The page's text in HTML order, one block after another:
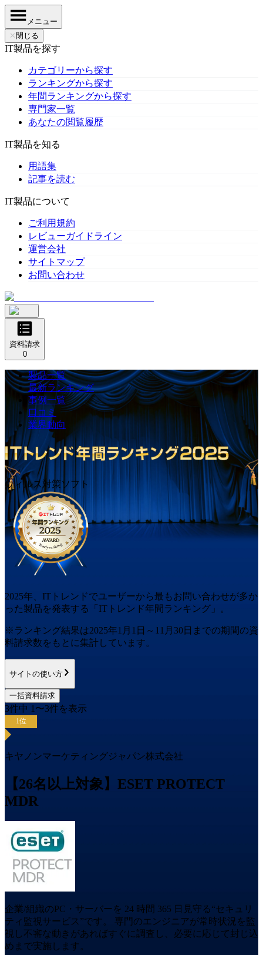
メニュー
✕ 閉じる
IT製品を探す
カテゴリーから探す
ランキングから探す
年間ランキングから探す
専門家一覧
あなたの閲覧履歴
IT製品を知る
用語集
記事を読む
IT製品について
ご利用規約
レビューガイドライン
運営会社
サイトマップ
お問い合わせ
資料請求
0
製品一覧
最新ランキング
事例一覧
口コミ
業界動向
ウィルス対策ソフト
2025年 、ITトレンドでユーザーから最もお問い合わせが多か
った製品を発表する「ITトレンド年間 ランキング」。
※ランキング結果は2025年1月1日～ 11月30日 までの期間の資
料請求数をもとに集計しています。
サイトの使い方
一括資料請求
3件中 1 〜3件を表示
1位
キヤノンマーケティングジャパン株式会社
【26名以上対象】ESET PROTECT
MDR
企業/組織のPC・サーバーを 24 時間 365 日見守る“セキュリ
ティ監視サービス”です。 専門のエンジニアが常時状況を監
視し不審な動きがあればすぐに調査し、必要に応じて封じ込
めまで実施します。